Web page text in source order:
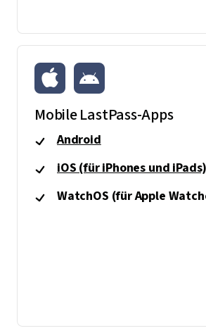
Mobile LastPass-Apps
Android
iOS (für iPhones und
WatchOS (für Apple